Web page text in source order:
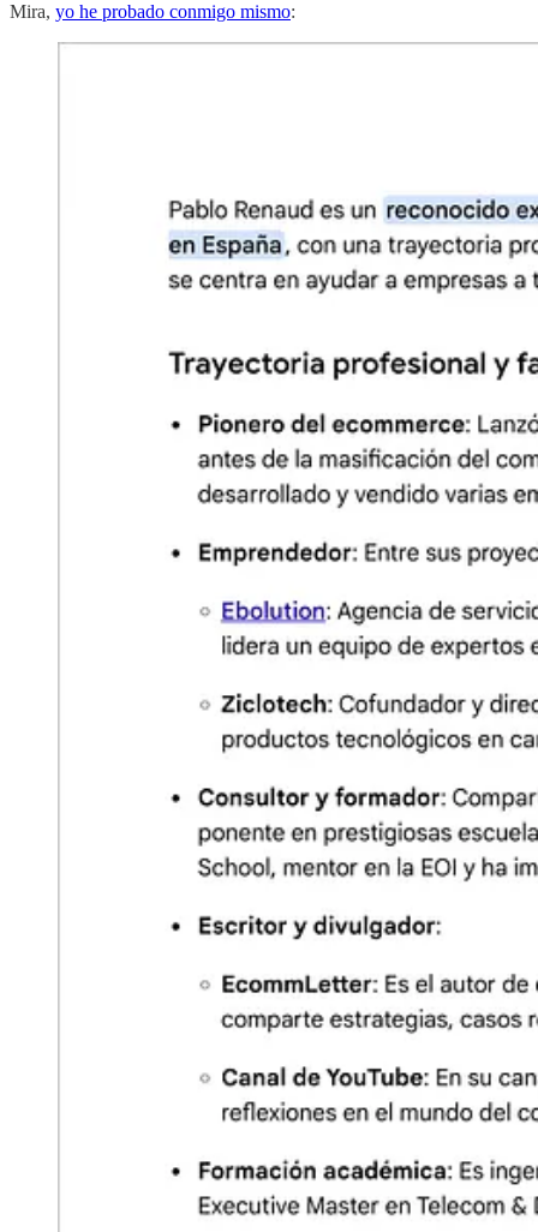
Mira, yo he probado conmigo mismo: